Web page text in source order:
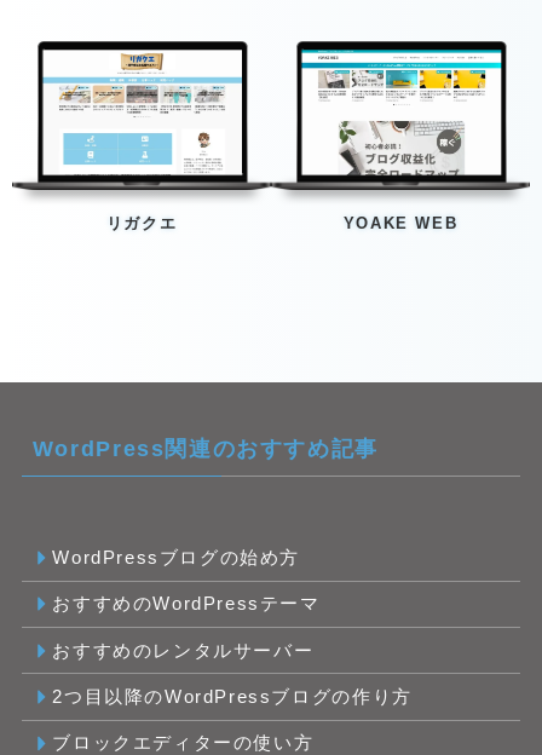
リガクエ YOAKE WEB
WordPress関連のおすすめ記事
WordPressブログの始め方
おすすめのWordPressテーマ
おすすめのレンタルサーバー
2つ目以降のWordPressブログの作り方
ブロックエディターの使い方